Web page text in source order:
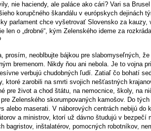
nie haciendy, ale paláce ako cári? Vari sa
korupčného škandálu v európskych dejinách
parlament chce vyšetrovať Slovensko za
len o „drobné“, kým Zelenského ideme za
prosím, neoblbujte bájkou pre slabomyseľných,
bremenom. Nikdy ňou ani nebola. Je to vojna
verbujú chudobných ľudí. Zatiaľ čo bohatí
ktoré zarobili na smrti svojich nešťastných
pre život a chod štátu, na nemocnice, školy, na
pre Zelenského skorumpovaných kamošov. Do
alebo maserati. V náborových centrách nebijú
a ministrov, ktorí už dávno študujú v bezpečí
bagristov, inštalatérov, pomocných robotníkov,